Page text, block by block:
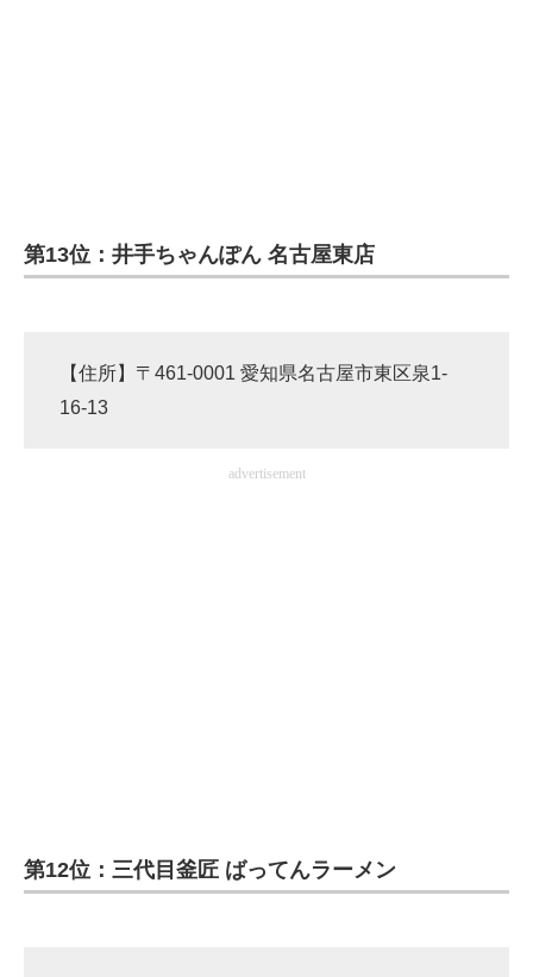
第13位：井手ちゃんぽん 名古屋東店
【住所】〒461-0001 愛知県名古屋市東区泉1-
16-13
advertisement
第12位：三代目釜匠 ばってんラーメン